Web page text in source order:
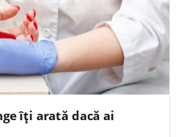
îți arată dacă ai